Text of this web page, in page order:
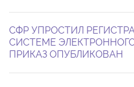
СФР УПРОСТИЛ
СИСТЕМЕ
ПРИКАЗ ОПУБЛИКОВАН